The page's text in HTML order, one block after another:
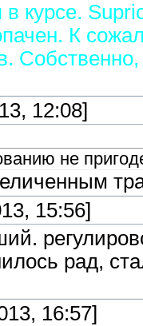
курсе.
К
12:08]
не
15:56]
рад,
16:57]